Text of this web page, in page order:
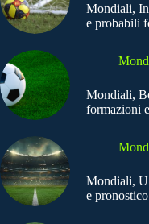
Mondiali,
e probabili
Mondiali,
formazioni
Mondiali,
e pronostico